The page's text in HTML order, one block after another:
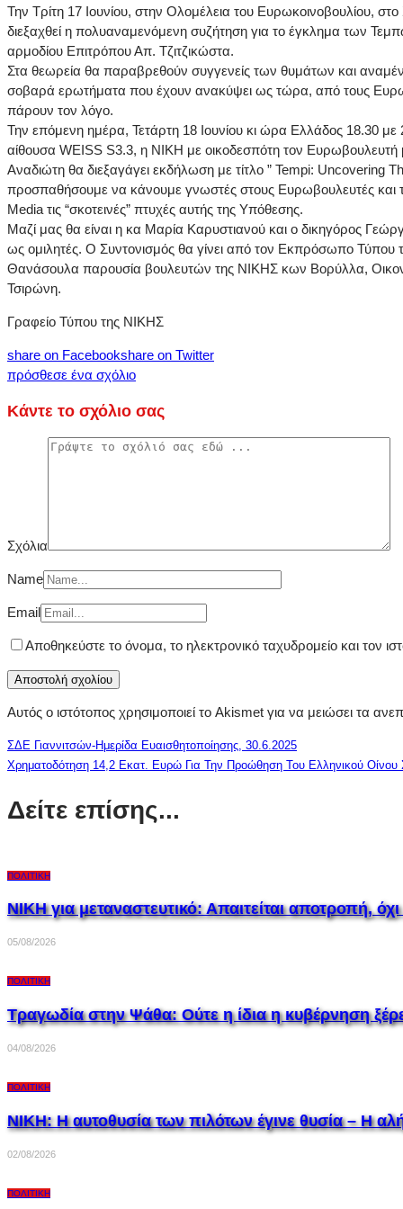
Την Τρίτη 17 Ιουνίου, στην Ολομέλεια του Ευρωκοινοβουλίου,
διεξαχθεί η πολυαναμενόμενη συζήτηση για το έγκλημα των
αρμοδίου Επιτρόπου Απ. Τζιτζικώστα.
Στα θεωρεία θα παραβρεθούν συγγενείς των θυμάτων και
σοβαρά ερωτήματα που έχουν ανακύψει ως τώρα, από τους
πάρουν τον λόγο.
Την επόμενη ημέρα, Τετάρτη 18 Ιουνίου κι ώρα Ελλάδος 18.30 με
αίθουσα WEISS S3.3, η ΝΙΚΗ με οικοδεσπότη τον Ευρωβουλευτή
Αναδιώτη θα διεξαγάγει εκδήλωση με τίτλο ” Tempi: Uncovering
προσπαθήσουμε να κάνουμε γνωστές στους Ευρωβουλευτές και
Media τις “σκοτεινές” πτυχές αυτής της Υπόθεσης.
Μαζί μας θα είναι η κα Μαρία Καρυστιανού και ο δικηγόρος
ως ομιλητές. Ο Συντονισμός θα γίνει από τον Εκπρόσωπο Τύπου
Θανάσουλα παρουσία βουλευτών της ΝΙΚΗΣ κων Βορύλλα,
Τσιρώνη.
Γραφείο Τύπου της ΝΙΚΗΣ
share on Facebookshare on Twitter
πρόσθεσε ένα σχόλιο
Κάντε το σχόλιο σας
Σχόλια
Name
Email
Αποθηκεύστε το όνομα, το ηλεκτρονικό ταχυδρομείο και
Αυτός ο ιστότοπος χρησιμοποιεί το Akismet για να μειώσει τα
ΣΔΕ Γιαννιτσών-Ημερίδα Ευαισθητοποίησης, 30.6.2025
Χρηματοδότηση 14,2 Εκατ. Ευρώ Για Την Προώθηση Του Ελληνικού Οίνου
Δείτε επίσης...
ΠΟΛΙΤΙΚΉ
ΝΙΚΗ για μεταναστευτικό: Απαιτείται αποτροπή,
05/08/2026
ΠΟΛΙΤΙΚΉ
Τραγωδία στην Ψάθα: Ούτε η ίδια η κυβέρνηση
04/08/2026
ΠΟΛΙΤΙΚΉ
ΝΙΚΗ: Η αυτοθυσία των πιλότων έγινε θυσία – Η
02/08/2026
ΠΟΛΙΤΙΚΉ